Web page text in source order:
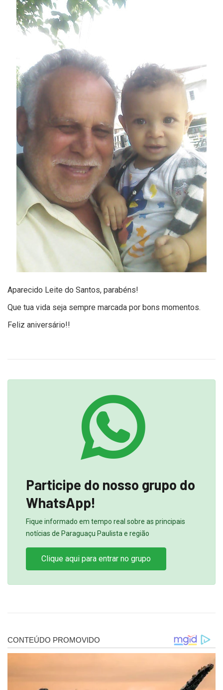
Aparecido Leite do Santos, parabéns!
Que tua vida seja sempre marcada por bons momentos.
Feliz aniversário!!
Participe do nosso grupo do
WhatsApp!
Fique informado em tempo real sobre as principais
notícias de Paraguaçu Paulista e região
Clique aqui para entrar no grupo